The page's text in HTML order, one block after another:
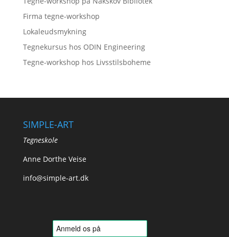
Firma tegne-workshop
Lokaleudsmykning
Tegnekursus hos ODIN Engineering
Tegne-workshop hos Livsstilsboheme
SIMPLE-ART
Tegneskole
Anne Dorthe Veise
info@simple-art.dk